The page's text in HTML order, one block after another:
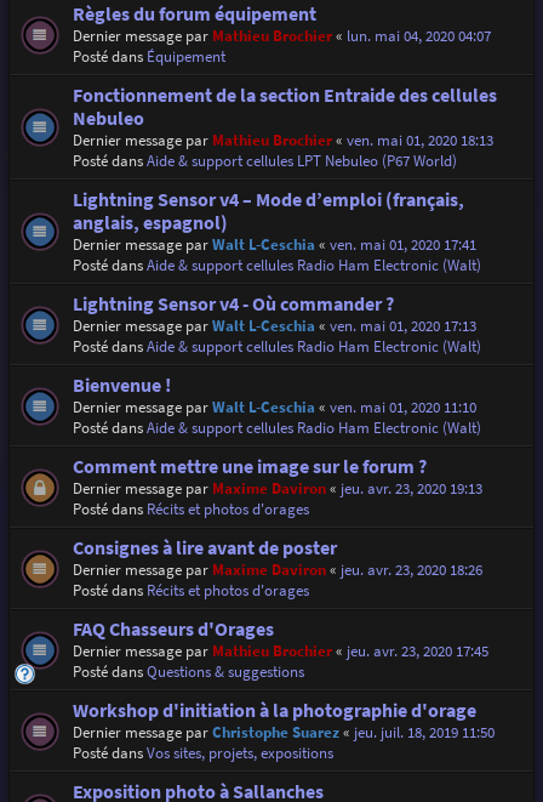
Règles du forum équipement
Dernier message par Mathieu Brochier« lun. mai 04, 2020 04:07
Posté dans Équipement
Fonctionnement de la section Entraide des cellules
Nebuleo
Dernier message par Mathieu Brochier« ven. mai 01, 2020 18:13
Posté dansAide & support cellules LPT Nebuleo (P67 World)
Lightning Sensor v4 – Mode d’emploi (français,
anglais, espagnol)
Dernier message parWalt L-Ceschia « ven. mai 01, 2020 17:41
Posté dansAide & support cellules Radio Ham Electronic (Walt)
Lightning Sensor v4 - Où commander ?
Dernier message parWalt L-Ceschia « ven. mai 01, 2020 17:13
Posté dansAide & support cellules Radio Ham Electronic (Walt)
Bienvenue !
Dernier message parWalt L-Ceschia « ven. mai 01, 2020 11:10
Posté dansAide & support cellules Radio Ham Electronic (Walt)
Comment mettre une image sur le forum ?
Dernier message par Maxime Daviron« jeu. avr. 23, 2020 19:13
Posté dans Récits et photos d'orages
Consignes à lire avant de poster
Dernier message par Maxime Daviron« jeu. avr. 23, 2020 18:26
Posté dans Récits et photos d'orages
FAQ Chasseurs d'Orages
Dernier message par Mathieu Brochier« jeu. avr. 23, 2020 17:45
Posté dansQuestions & suggestions
Workshop d'initiation à la photographie d'orage
Dernier message parChristophe Suarez« jeu. juil. 18, 2019 11:50
Posté dansVos sites, projets, expositions
Exposition photo à Sallanches